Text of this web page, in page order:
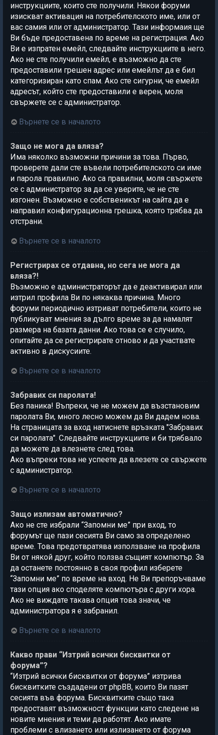
инструкциите, които сте получили. Някои форуми
изискват активация на потребителското име, или от
вас самия или от администратор. Тази информаия ще
Ви бъде предоставена по време на регистрация. Ако
Ви е изпратен емейл, следвайте инструкциите в него.
Ако не сте получили емейл, е възможно да сте
предоставили грешен адрес или емейлът да е бил
категоризиран като спам. Ако сте сигурни, че емейл
адресът, който сте предоставили е верен, моля
свържете се с администратор.
Върнете се в началото
Защо не мога да вляза?
Има няколко възможни причини за това. Първо,
проверете дали сте въвели потребителското си име
и парола правилно. Ако са правилни, моля свържете
се с администратор за да се уверите, че не сте
изгонен. Възможно е собственикът на сайта да е
направил конфигурационна грешка, която трябва да
отстрани.
Върнете се в началото
Регистрирах се отдавна, но сега не мога да
вляза?!
Възможно е администраторът да е деактивирал или
изтрил профила Ви по някаква причина. Много
форуми периодично изтриват потребители, които не
публикуват мнения за дълго време за да намалят
размера на базата данни. Ако това се е случило,
опитайте да се регистрирате отново и да участвате
активно в дискусиите.
Върнете се в началото
Забравих си паролата!
Без паника! Въпреки, че не можем да възстановим
паролата Ви, много лесно можем да Ви дадем нова.
На страницата за вход натиснете връзката "Забравих
си паролата". Следвайте инструкциите и би трябвало
да можете да влезнете след това.
Ако въпреки това не успеете да влезете се свържете
с администратор.
Върнете се в началото
Защо излизам автоматично?
Ако не сте избрали “Запомни ме” при вход, то
форумът ще пази сесията Ви само за определено
време. Това предотвратява използване на профила
Ви от някой друг, който ползва същият компютър. За
да останете постоянно в своя профил изберете
“Запомни ме” по време на вход. Не Ви препоръчваме
тази опция ако споделяте компютъра с други хора.
Ако не виждате такава опция това значи, че
администратора я е забранил.
Върнете се в началото
Какво прави “Изтрий всички бисквитки от
форума”?
“Изтрий всички бисквитки от форума” изтрива
бисквитките създадени от phpBB, които Ви пазят
сесията във форума. Бисквитките също така
предоставят възможност функции като следене на
новите мнения и теми да работят. Ако имате
проблеми с влизането или излизането от форума